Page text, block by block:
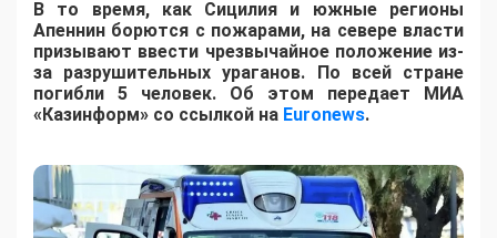
В то время, как Сицилия и южные регионы
Апеннин борются с пожарами, на севере власти
призывают ввести чрезвычайное положение из-
за разрушительных ураганов. По всей стране
погибли 5 человек. Об этом передает МИА
«Казинформ» со ссылкой на Еuronews.